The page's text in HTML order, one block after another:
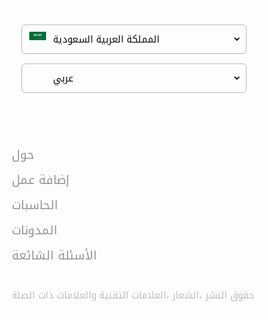
حول
إضافة عمل
الحاسبات
المدونات
الأسئلة الشائعة
حقوق النشر ،الشعار ،العلامات التقنية والعلامات ذات الصلة